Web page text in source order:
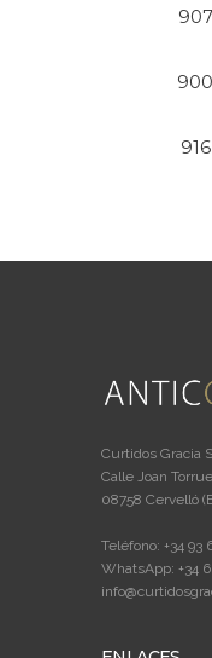
907
900
916
Curtidos Gracia
Calle Joan
08758 Cervelló
Teléfono: +34 93
WhatsApp: +34